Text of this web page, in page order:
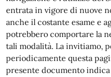
entrata in vigore di nuove
anche il costante esame e
potrebbero comportare la
tali modalità. La invitiamo,
periodicamente questa
presente documento